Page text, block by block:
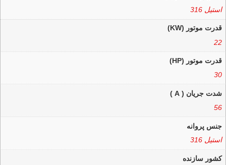
استیل 316
قدرت موتور (KW)
22
قدرت موتور (HP)
30
شدت جریان ( A )
56
جنس پروانه
استیل 316
کشور سازنده